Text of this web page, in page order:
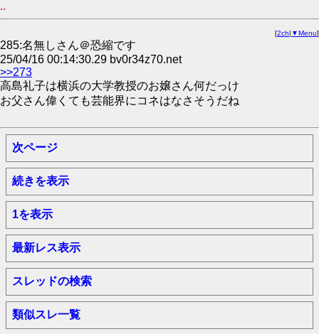
..
[2ch| ▼Menu]
285:名無しさん＠恐縮です
25/04/16 00:14:30.29 bv0r34z70.net
>>273
高島礼子は横浜の大学教授のお嬢さん何だっけ
お父さん偉くても芸能界にコネはなさそうだね
次ページ
続きを表示
1を表示
最新レス表示
スレッドの検索
類似スレ一覧